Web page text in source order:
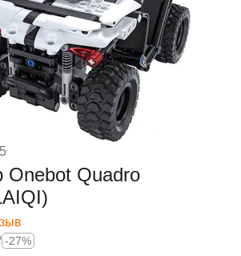
Onebot Quadro
-27%